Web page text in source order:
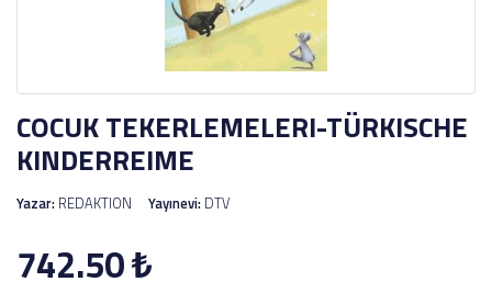
COCUK TEKERLEMELERI-TÜRKISCHE
KINDERREIME
Yazar: REDAKTION Yayınevi: DTV
742.50₺